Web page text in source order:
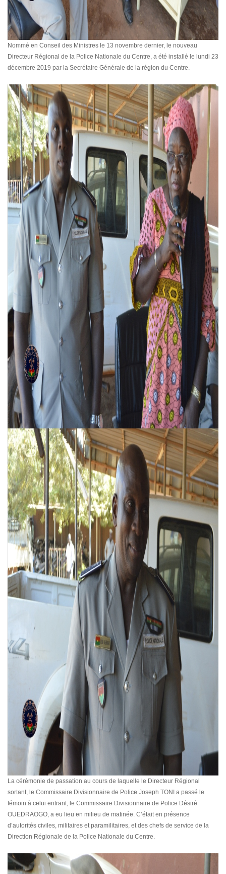
Nommé en Conseil des Ministres le 13 novembre dernier, le nouveau
Directeur Régional de la Police Nationale du Centre, a été installé le lundi 23
décembre 2019 par la Secrétaire Générale de la région du Centre.
La cérémonie de passation au cours de laquelle le Directeur Régional
sortant, le Commissaire Divisionnaire de Police Joseph TONI a passé le
témoin à celui entrant, le Commissaire Divisionnaire de Police Désiré
OUEDRAOGO, a eu lieu en milieu de matinée. C’était en présence
d’autorités civiles, militaires et paramilitaires, et des chefs de service de la
Direction Régionale de la Police Nationale du Centre.